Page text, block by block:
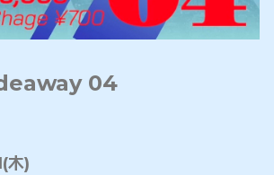
04
木)